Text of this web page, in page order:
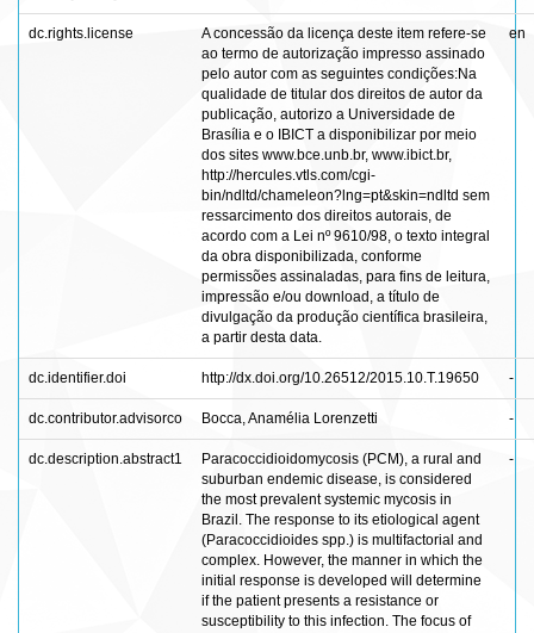
dc.rights.license
A concessão da licença deste item refere-se
ao termo de autorização impresso assinado
pelo autor com as seguintes condições:Na
qualidade de titular dos direitos de autor da
publicação, autorizo a Universidade de
Brasília e o IBICT a disponibilizar por meio
dos sites www.bce.unb.br, www.ibict.br,
http://hercules.vtls.com/cgi-
bin/ndltd/chameleon?lng=pt&skin=ndltd sem
ressarcimento dos direitos autorais, de
acordo com a Lei nº 9610/98, o texto integral
da obra disponibilizada, conforme
permissões assinaladas, para fins de leitura,
impressão e/ou download, a título de
divulgação da produção científica brasileira,
a partir desta data.
en
dc.identifier.doi http://dx.doi.org/10.26512/2015.10.T.19650 -
dc.contributor.advisorco Bocca, Anamélia Lorenzetti -
dc.description.abstract1
Paracoccidioidomycosis (PCM), a rural and
suburban endemic disease, is considered
the most prevalent systemic mycosis in
Brazil. The response to its etiological agent
(Paracoccidioides spp.) is multifactorial and
complex. However, the manner in which the
initial response is developed will determine
if the patient presents a resistance or
susceptibility to this infection. The focus of
-